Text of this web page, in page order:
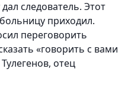
следователь. Этот
приходил.
переговорить
«говорить с вами
отец